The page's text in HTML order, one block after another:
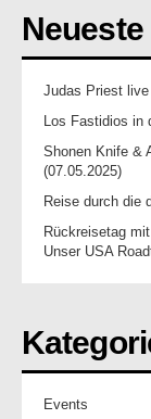
Judas Priest
Los Fastidios in
Shonen Knife &
(07.05.2025)
Reise durch die
Rückreisetag
Unser USA
Events